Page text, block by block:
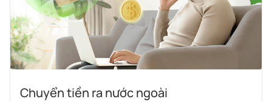
Chuyển tiền ra nước ngoài